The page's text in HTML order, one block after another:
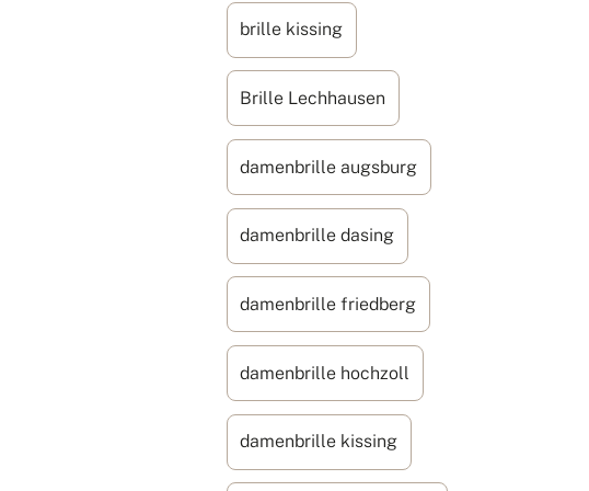
brille kissing
Brille Lechhausen
damenbrille augsburg
damenbrille dasing
damenbrille friedberg
damenbrille hochzoll
damenbrille kissing